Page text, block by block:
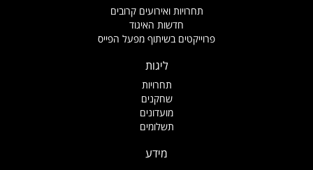
תחרויות ואירועים קרובים
חדשות האיגוד
פרוייקטים בשיתוף מפעל הפייס
ליגות
תחרויות
שחקנים
מועדונים
תשלומים
מידע